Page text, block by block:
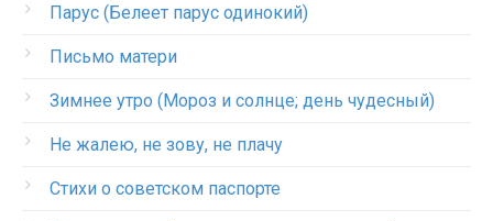
Парус (Белеет парус одинокий)
Письмо матери
Зимнее утро (Мороз и солнце; день чудесный)
Не жалею, не зову, не плачу
Стихи о советском паспорте